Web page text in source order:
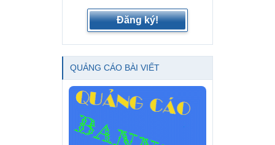
Đăng ký!
QUẢNG CÁO BÀI VIẾT